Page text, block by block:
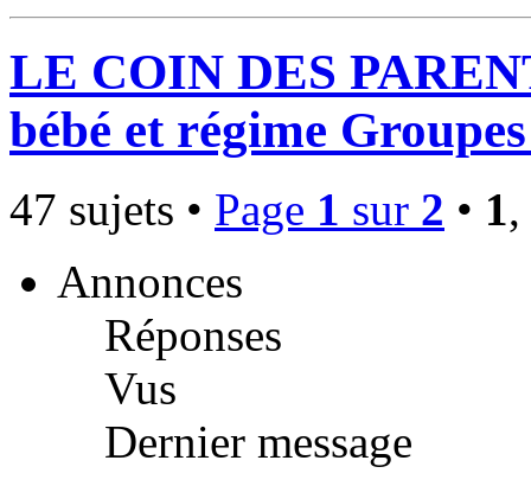
LE COIN DES
bébé et régime
47 sujets • Page 1 sur 2 • 1,
Annonces
Réponses
Vus
Dernier message